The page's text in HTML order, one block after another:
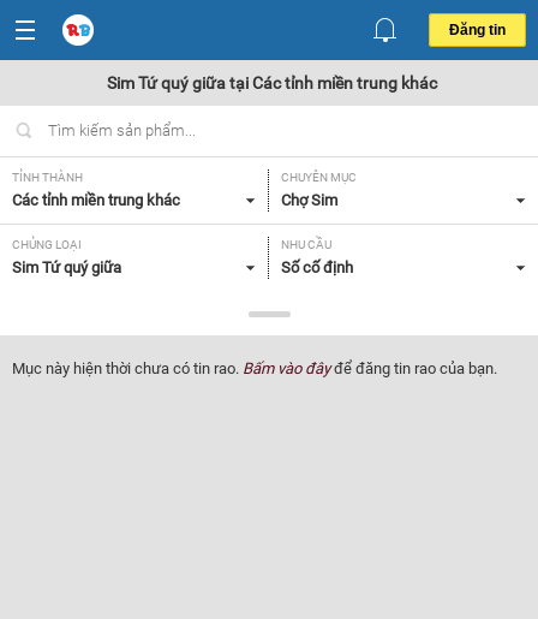
Đăng tin
Sim Tứ quý giữa tại Các tỉnh miền trung khác
TỈNH THÀNH
Các tỉnh miền trung khác
CHUYÊN MỤC
Chợ Sim
CHỦNG LOẠI
Sim Tứ quý giữa
NHU CẦU
Số cố định
Tất cả
Mục này hiện thời chưa có tin rao. Bấm vào đâyđể đăng tin rao của bạn.